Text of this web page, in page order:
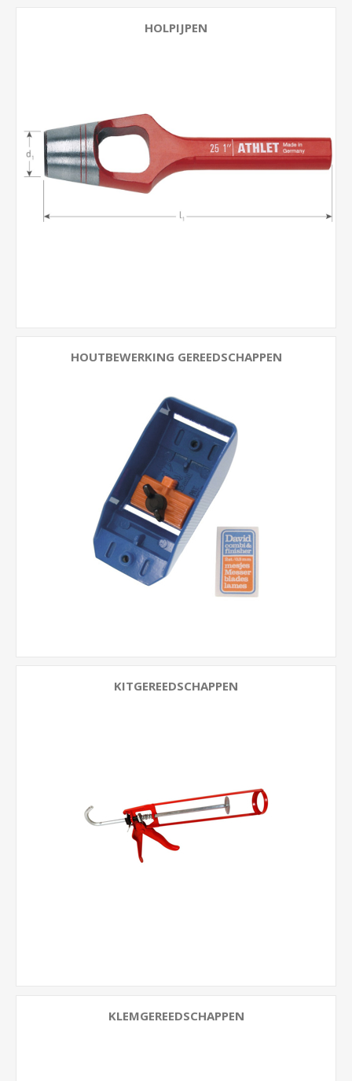
HOLPIJPEN
HOUTBEWERKING GEREEDSCHAPPEN
KITGEREEDSCHAPPEN
KLEMGEREEDSCHAPPEN